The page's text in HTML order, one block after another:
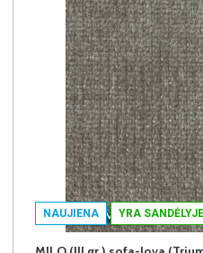
NAUJIENA YRA SANDĖLYJE